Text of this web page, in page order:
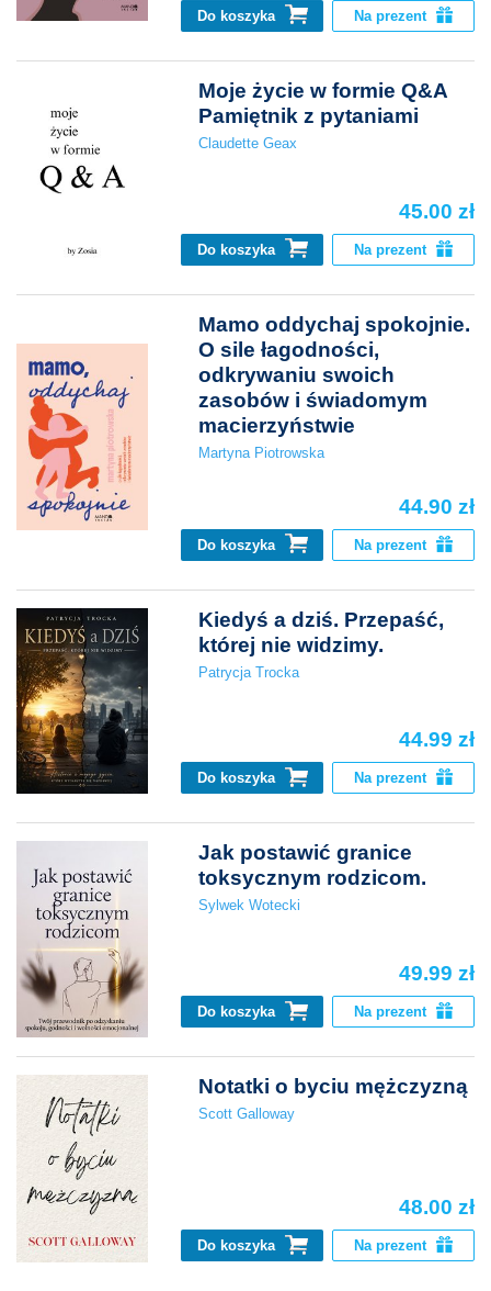
Do koszyka Na prezent
Moje życie w formie Q&A
Pamiętnik z pytaniami
Claudette Geax
45.00 zł
Do koszyka Na prezent
Mamo oddychaj spokojnie.
O sile łagodności,
odkrywaniu swoich
zasobów i świadomym
macierzyństwie
Martyna Piotrowska
44.90 zł
Do koszyka Na prezent
Kiedyś a dziś. Przepaść,
której nie widzimy.
Patrycja Trocka
44.99 zł
Do koszyka Na prezent
Jak postawić granice
toksycznym rodzicom.
Sylwek Wotecki
49.99 zł
Do koszyka Na prezent
Notatki o byciu mężczyzną
Scott Galloway
48.00 zł
Do koszyka Na prezent